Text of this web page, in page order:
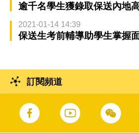
逾千名學生獲錄取保送內地
2021-01-14 14:39
保送生考前輔導助學生掌握
訂閱頻道